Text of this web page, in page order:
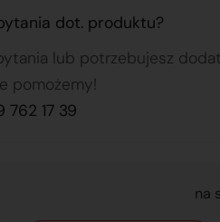
dot. produktu?
lub potrzebujesz
pomożemy!
762 17 39
na